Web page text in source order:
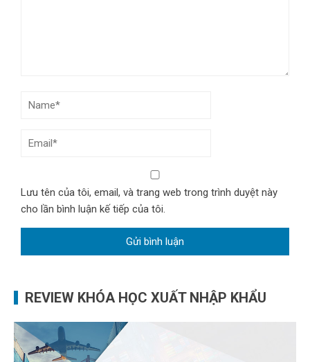
Lưu tên của tôi, email, và trang web trong trình duyệt này
cho lần bình luận kế tiếp của tôi.
REVIEW KHÓA HỌC XUẤT NHẬP KHẨU